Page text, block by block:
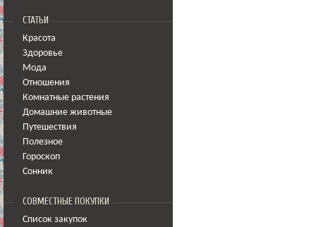
СТАТЬИ
Красота
Здоровье
Мода
Отношения
Комнатные растения
Домашние животные
Путешествия
Полезное
Гороскоп
Сонник
СОВМЕСТНЫЕ ПОКУПКИ
Список закупок